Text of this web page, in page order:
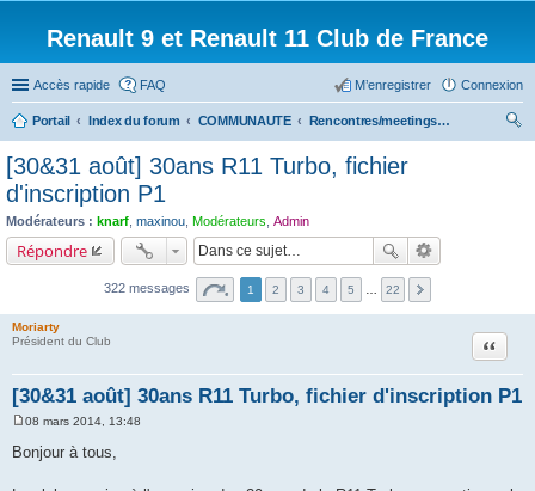
Renault 9 et Renault 11 Club de France
Accès rapide FAQ Connexion
M’enregistrer
Portail Index du forum COMMUNAUTE
Rencontres/meetings effectués
[30&31 août] 30ans R11 Turbo, fichier
d'inscription P1
Modérateurs : knarf maxinou Modérateurs Admin
Répondre
322 messages 1 2 3 4 5 22
Moriarty
Président du Club
[30&31 août] 30ans R11 Turbo, fichier d'inscription P1
Citation
s
08 mars 2014, 13:48
Bonjour à tous,